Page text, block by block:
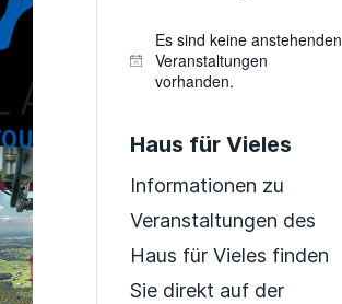
Hinweis
Es sind keine anstehenden
Veranstaltungen
vorhanden.
Haus für Vieles
Informationen zu
Veranstaltungen des
Haus für Vieles finden
Sie direkt auf der